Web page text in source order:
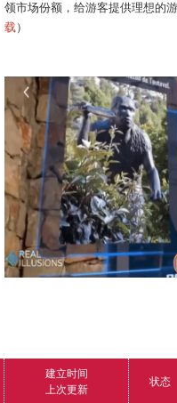
领市场份额，给游客提供理想的游
载）
建立时间
上次更新
状态